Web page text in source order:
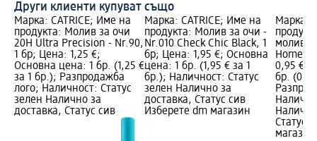
Други клиенти купуват също
Марка: CATRICE; Име на
продукта: Молив за очи
20H Ultra Precision - Nr.90,
1 бр; Цена: 1,25 €;
Основна цена: 1 бр. (1,25 €
за 1 бр.); Разпродажба
лого; Наличност: Статус
зелен Налично за
доставка, Статус сив
Марка: CATRICE; Име на
продукта: Молив за очи -
Nr.010 Check Chic Black, 1
бр; Цена: 1,95 €; Основна
цена: 1 бр. (1,95 € за 1
бр.); Наличност: Статус
зелен Налично за
доставка, Статус сив
Изберете dm магазин
Марка:
молив
Homey
0,95 €;
бр.
Статус
магазин